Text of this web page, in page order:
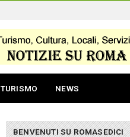
TURISMO NEWS
BENVENUTI SU ROMASEDICI